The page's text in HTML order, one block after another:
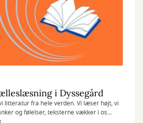
i Dyssegård
litteratur fra hele verden. Vi læser højt, vi
og følelser, teksterne vækker i os